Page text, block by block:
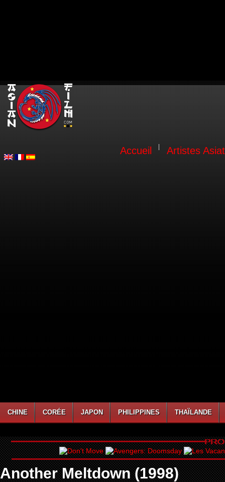
Accueil Artistes
CHINE CORÉE JAPON PHILIPPINES THAÏLANDE
Another Meltdown (1998)